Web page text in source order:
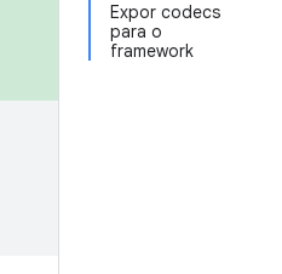
Expor codecs
para o
framework